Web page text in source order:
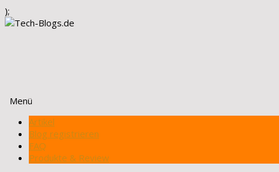
);
Menü
Zum
Inhalt
springen
Artikel
Blog registrieren
FAQ
Produkte & Review